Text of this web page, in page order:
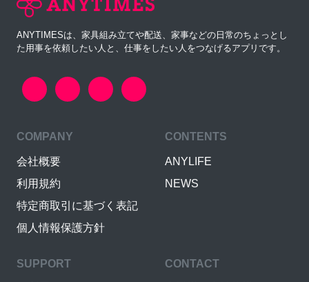
ANYTIMESは、家具組み立てや配送、家事などの日常のちょっとし
た用事を依頼したい人と、仕事をしたい人をつなげるアプリです。
COMPANY
会社概要
利用規約
特定商取引に基づく表記
個人情報保護方針
CONTENTS
ANYLIFE
NEWS
SUPPORT CONTACT